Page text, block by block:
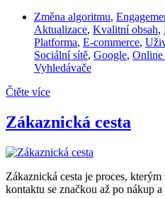
Změna algoritmu,
Aktualizace, Kvalitní obsah,
Platforma, E-commerce,
Sociální sítě, Google, Online
Vyhledávače
Čtěte více
Zákaznická cesta
Zákaznická cesta je proces,
kontaktu se značkou až po nákup